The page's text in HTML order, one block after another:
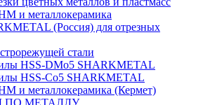
и металлокерамика
(Россия) для отрезных
стали
HSS-DMo5 SHARKMETAL
HSS-Co5 SHARKMETAL
и металлокерамика (Кермет)
ПО МЕТАЛЛУ